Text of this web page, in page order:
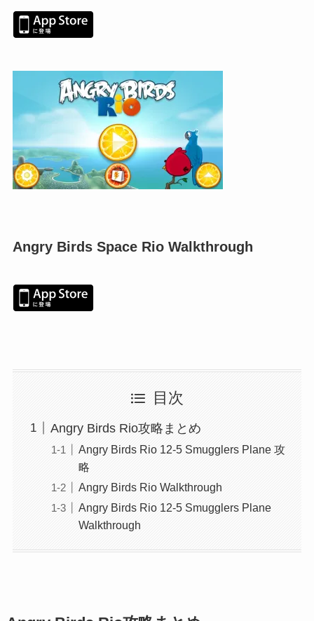
Angry Birds Space Rio Walkthrough
目次
Angry Birds Rio攻略まとめ
Angry Birds Rio 12-5 Smugglers Plane 攻
略
Angry Birds Rio Walkthrough
Angry Birds Rio 12-5 Smugglers Plane
Walkthrough